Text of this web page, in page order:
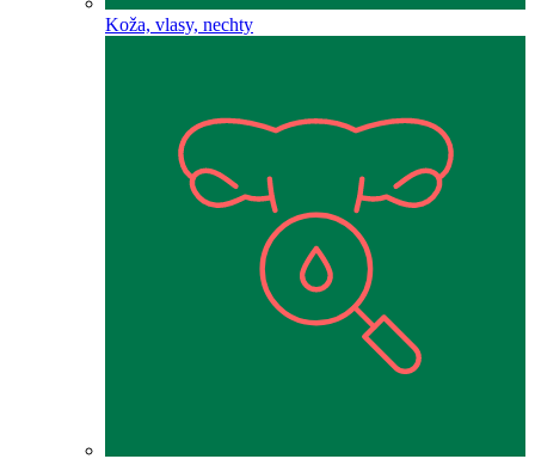
Koža, vlasy, nechty